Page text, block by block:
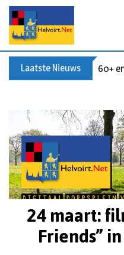
Laatste Nieuws 60+
24 maart:
Friends”